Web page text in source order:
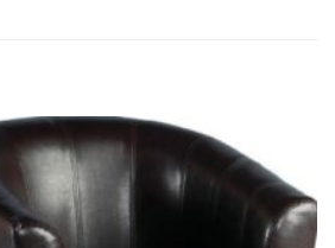
Favoritos